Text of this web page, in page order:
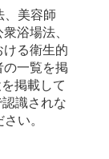
美容師
浴場法、
る衛生的
一覧を掲
掲載して
識されな
い。